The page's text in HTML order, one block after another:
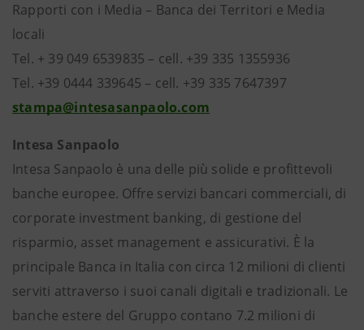
Rapporti con i Media – Banca dei Territori e Media
locali
Tel. + 39 049 6539835 – cell. +39 335 1355936
Tel. +39 0444 339645 – cell. +39 335 7647397
stampa@intesasanpaolo.com
Intesa Sanpaolo
Intesa Sanpaolo è una delle più solide e profittevoli
banche europee. Offre servizi bancari commerciali, di
corporate investment banking, di gestione del
risparmio, asset management e assicurativi. È la
principale Banca in Italia con circa 12 milioni di clienti
serviti attraverso i suoi canali digitali e tradizionali. Le
banche estere del Gruppo contano 7.2 milioni di